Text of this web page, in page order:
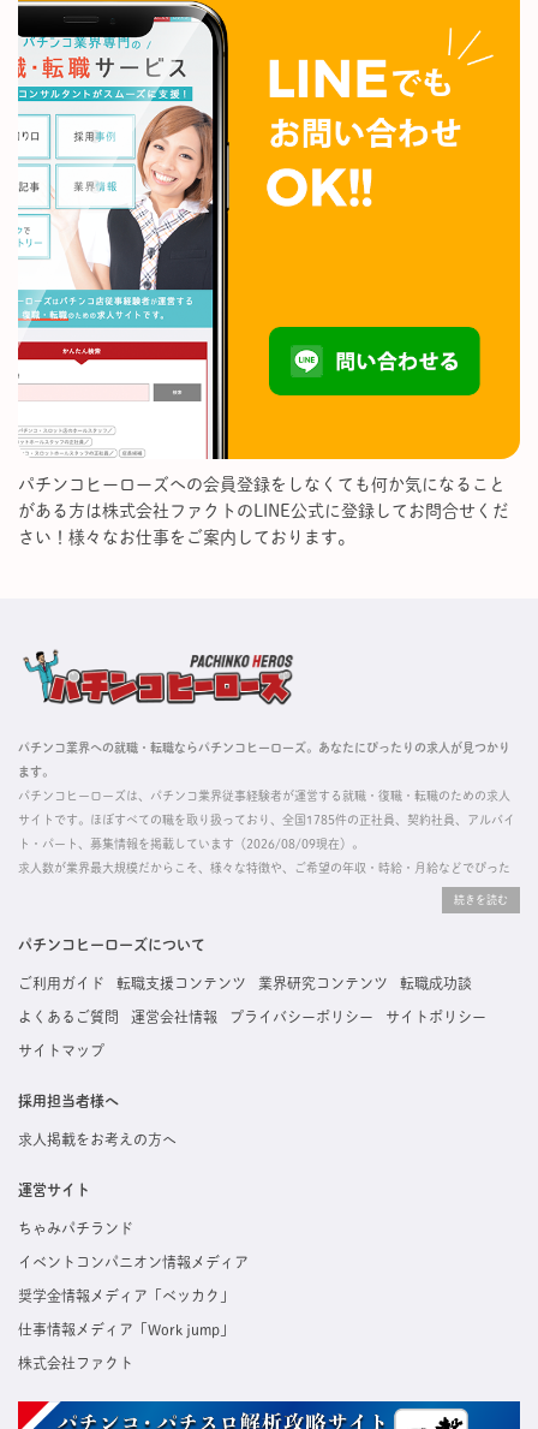
パチンコヒーローズへの会員登録をしなくても何か気になること
がある方は株式会社ファクトのLINE公式に登録してお問合せくだ
さい！様々なお仕事をご案内しております。
パチンコ業界への就職・転職ならパチンコヒーローズ。あなたにぴったりの求人が見つかり
ます。
パチンコヒーローズは、パチンコ業界従事経験者が運営する就職・復職・転職のための求人
サイトです。ほぼすべての職を取り扱っており、全国1785件の正社員、契約社員、アルバイ
ト・パート、募集情報を掲載しています（2026/08/09現在）。
求人数が業界最大規模だからこそ、様々な特徴や、ご希望の年収・時給・月給などでぴった
掲載している求人は、すべて契約法人様から寄せられた正規の求人情報です。応募いただい
た内容はすぐに直接事業所に届くためスムーズに転職・復職できます。
パチンコヒーローズについて
ご利用ガイド 転職支援コンテンツ 業界研究コンテンツ 転職成功談
よくあるご質問 運営会社情報 プライバシーポリシー サイトポリシー
サイトマップ
採用担当者様へ
求人掲載をお考えの方へ
運営サイト
ちゃみパチランド
イベントコンパニオン情報メディア
奨学金情報メディア「ベッカク」
仕事情報メディア「Work jump」
株式会社ファクト